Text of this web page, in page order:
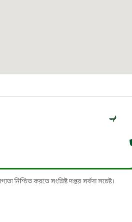
কর্মচারী কল্যাণ বোর্ড হটলাইন
নিশ্চিত করতে সংশ্লিষ্ট দপ্তর সর্বদা সচেষ্ট।